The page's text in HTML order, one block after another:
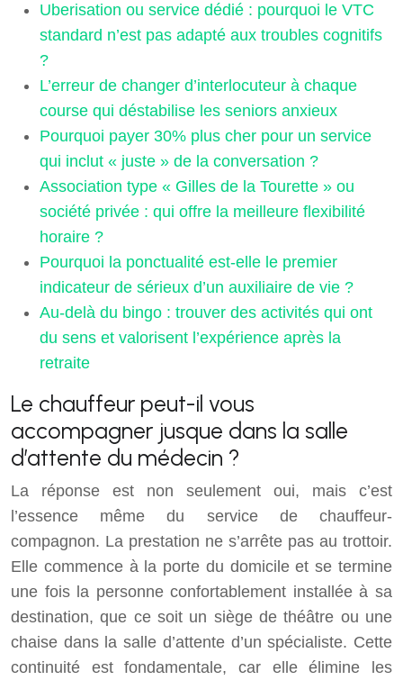
Uberisation ou service dédié : pourquoi le VTC
standard n’est pas adapté aux troubles cognitifs
?
L’erreur de changer d’interlocuteur à chaque
course qui déstabilise les seniors anxieux
Pourquoi payer 30% plus cher pour un service
qui inclut « juste » de la conversation ?
Association type « Gilles de la Tourette » ou
société privée : qui offre la meilleure flexibilité
horaire ?
Pourquoi la ponctualité est-elle le premier
indicateur de sérieux d’un auxiliaire de vie ?
Au-delà du bingo : trouver des activités qui ont
du sens et valorisent l’expérience après la
retraite
Le chauffeur peut-il vous
accompagner jusque dans la salle
d’attente du médecin ?
La réponse est non seulement oui, mais c’est
l’essence même du service de chauffeur-
compagnon. La prestation ne s’arrête pas au trottoir.
Elle commence à la porte du domicile et se termine
une fois la personne confortablement installée à sa
destination, que ce soit un siège de théâtre ou une
chaise dans la salle d’attente d’un spécialiste. Cette
continuité est fondamentale, car elle élimine les